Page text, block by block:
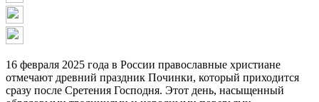
16 февраля 2025 года в России православные христиане
отмечают древний праздник Починки, который приходится
сразу после Сретения Господня. Этот день, насыщенный